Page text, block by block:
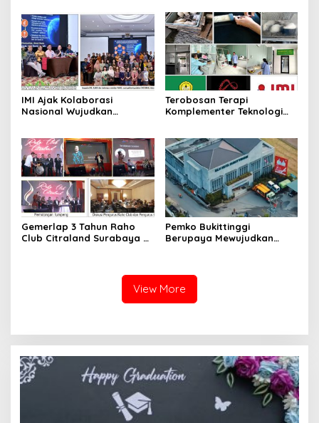
(2009–2024)
IMI Ajak Kolaborasi
Nasional Wujudkan
Terobosan Terapi
Komplementer Teknologi
Gemerlap 3 Tahun Raho
Club Citraland Surabaya di
Pemko Bukittinggi
Berupaya Mewujudkan
View More